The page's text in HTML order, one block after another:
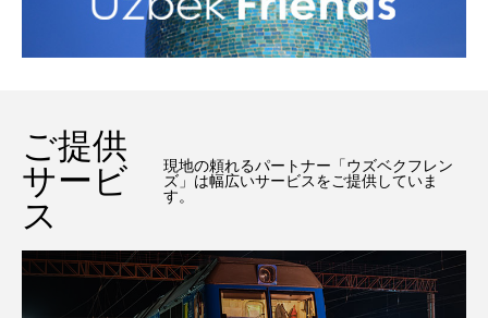
ご提供
サービ
ス
現地の頼れるパートナー「ウズベクフレン
ズ」は幅広いサービスをご提供していま
す。